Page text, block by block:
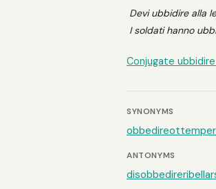
Devi ubbidire alla
I soldati hanno
Conjugate
SYNONYMS
obbedire
ANTONYMS
disobbedire